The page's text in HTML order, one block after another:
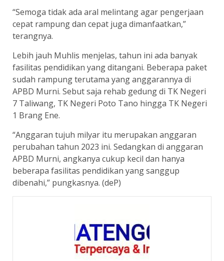
“Semoga tidak ada aral melintang agar pengerjaan
cepat rampung dan cepat juga dimanfaatkan,”
terangnya.
Lebih jauh Muhlis menjelas, tahun ini ada banyak
fasilitas pendidikan yang ditangani. Beberapa paket
sudah rampung terutama yang anggarannya di
APBD Murni. Sebut saja rehab gedung di TK Negeri
7 Taliwang, TK Negeri Poto Tano hingga TK Negeri
1 Brang Ene.
“Anggaran tujuh milyar itu merupakan anggaran
perubahan tahun 2023 ini. Sedangkan di anggaran
APBD Murni, angkanya cukup kecil dan hanya
beberapa fasilitas pendidikan yang sanggup
dibenahi,” pungkasnya. (deP)